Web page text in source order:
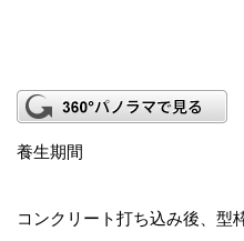
養生期間
コンクリート打ち込み後、型